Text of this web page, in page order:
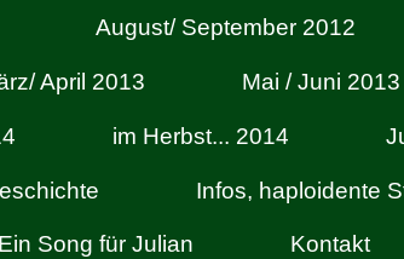
August/ September 2012
April 2013 Mai / Juni 2013
im Herbst... 2014
Infos, haploidente
Ein Song für Julian Kontakt